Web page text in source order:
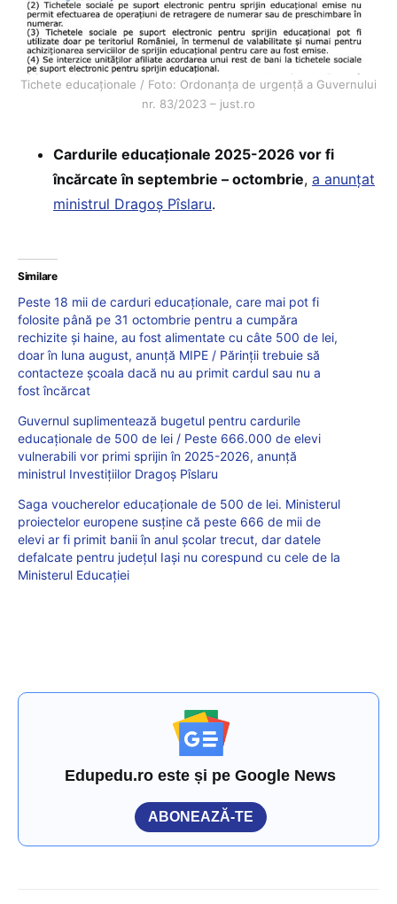
Tichete educaționale / Foto: Ordonanța de urgență a Guvernului
nr. 83/2023 – just.ro
Cardurile educaționale 2025-2026 vor fi
încărcate în septembrie – octombrie, a anunțat
ministrul Dragoș Pîslaru.
Similare
Peste 18 mii de carduri educaționale, care mai pot fi
folosite până pe 31 octombrie pentru a cumpăra
rechizite și haine, au fost alimentate cu câte 500 de lei,
doar în luna august, anunță MIPE / Părinții trebuie să
contacteze școala dacă nu au primit cardul sau nu a
fost încărcat
Guvernul suplimentează bugetul pentru cardurile
educaționale de 500 de lei / Peste 666.000 de elevi
vulnerabili vor primi sprijin în 2025-2026, anunță
ministrul Investițiilor Dragoș Pîslaru
Saga voucherelor educaționale de 500 de lei. Ministerul
proiectelor europene susține că peste 666 de mii de
elevi ar fi primit banii în anul școlar trecut, dar datele
defalcate pentru județul Iași nu corespund cu cele de la
Ministerul Educației
Edupedu.ro este și pe Google News
ABONEAZĂ-TE